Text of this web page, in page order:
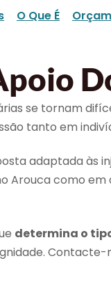
O Que É
se tornam
tanto em
adaptada às
Arouca como
determina o